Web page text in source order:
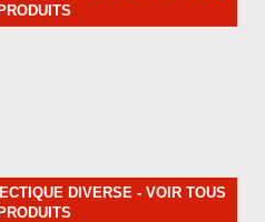
DIVERSE - VOIR TOUS